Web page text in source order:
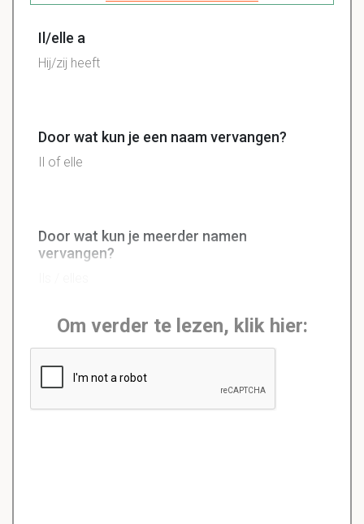
Il/elle a
Hij/zij heeft
Door wat kun je een naam vervangen?
Il of elle
Door wat kun je meerder namen
vervangen?
Om verder te lezen, klik hier: